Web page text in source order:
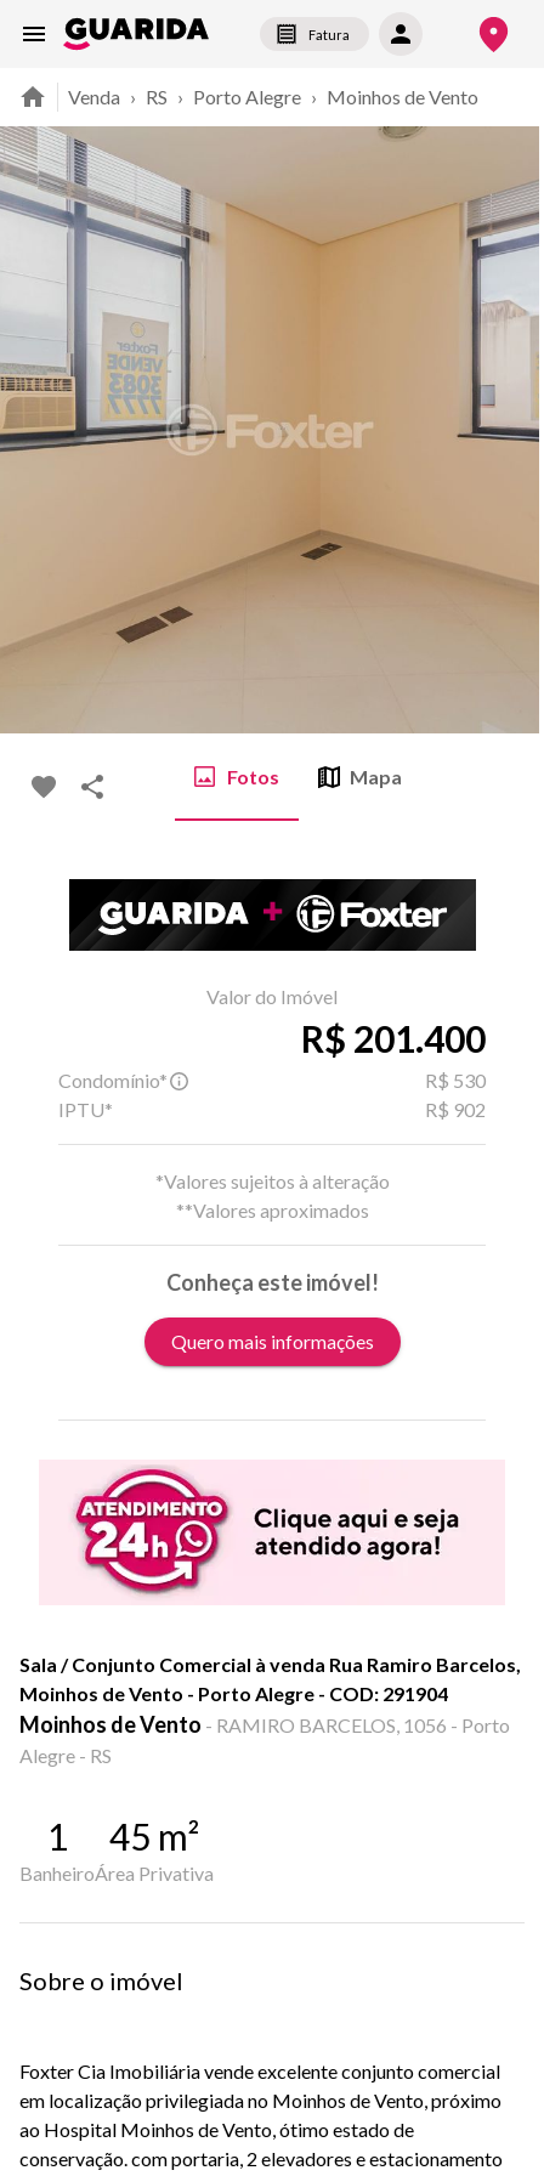
Fatura
Venda › RS › Porto Alegre › Moinhos de Vento
Fotos Mapa
Valor do Imóvel
R$ 201.400
Condomínio*
R$ 530
IPTU*
R$ 902
*Valores sujeitos à alteração
**Valores aproximados
Conheça este imóvel!
Quero mais informações
Sala / Conjunto Comercial à venda Rua Ramiro Barcelos,
Moinhos de Vento - Porto Alegre - COD: 291904
Moinhos de Vento - RAMIRO BARCELOS, 1056 - Porto
Alegre - RS
1
Banheiro
45 m²
Área Privativa
Sobre o imóvel
Foxter Cia Imobiliária vende excelente conjunto comercial
em localização privilegiada no Moinhos de Vento, próximo
ao Hospital Moinhos de Vento, ótimo estado de
conservação. com portaria, 2 elevadores e estacionamento